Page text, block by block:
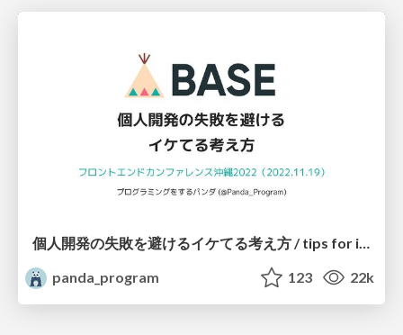
panda_program
123 22k